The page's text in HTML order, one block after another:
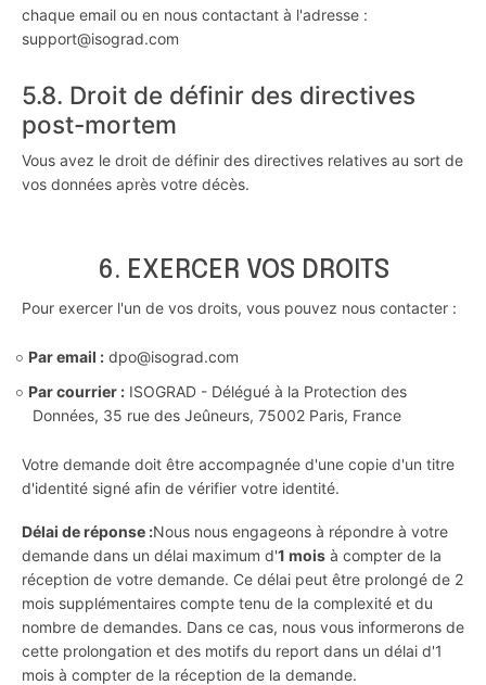
chaque email ou en nous contactant à l'adresse :
support@isograd.com
5.8. Droit de définir des directives
post-mortem
Vous avez le droit de définir des directives relatives au sort de
vos données après votre décès.
6. EXERCER VOS DROITS
Pour exercer l'un de vos droits, vous pouvez nous contacter :
Par email : dpo@isograd.com
Par courrier : ISOGRAD - Délégué à la Protection des
Données, 35 rue des Jeûneurs, 75002 Paris, France
Votre demande doit être accompagnée d'une copie d'un titre
d'identité signé afin de vérifier votre identité.
Délai de réponse :Nous nous engageons à répondre à votre
demande dans un délai maximum d'1 mois à compter de la
réception de votre demande. Ce délai peut être prolongé de 2
mois supplémentaires compte tenu de la complexité et du
nombre de demandes. Dans ce cas, nous vous informerons de
cette prolongation et des motifs du report dans un délai d'1
mois à compter de la réception de la demande.